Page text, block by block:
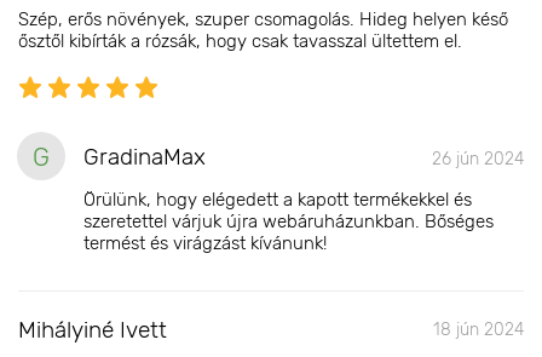
Szép, erős növények, szuper csomagolás. Hideg helyen késő
ősztől kibírták a rózsák, hogy csak tavasszal ültettem el.
G GradinaMax 26 jún 2024
Örülünk, hogy elégedett a kapott termékekkel és
szeretettel várjuk újra webáruházunkban. Bőséges
termést és virágzást kívánunk!
Mihályiné Ivett 18 jún 2024